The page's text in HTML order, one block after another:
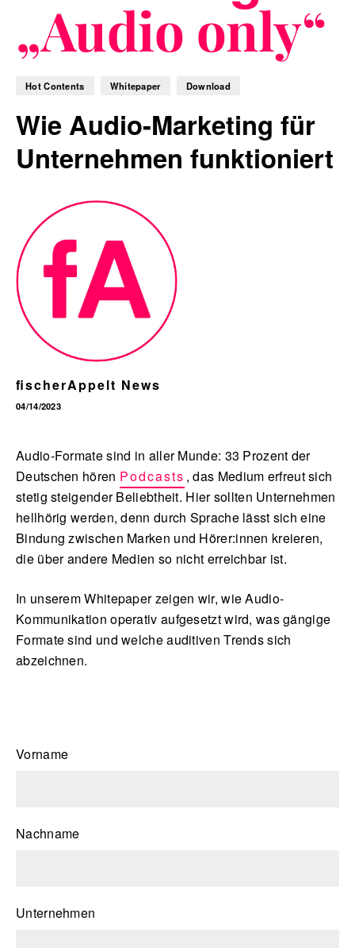
Blog
Nachhaltigkeit
f_LAB
Kontakt
„Audio only“
Hot Contents Whitepaper Download
Wie Audio-Marketing für
Unternehmen funktioniert
fischerAppelt News
04/14/2023
Audio-Formate sind in aller Munde: 33 Prozent der
Deutschen hören Podcasts , das Medium erfreut sich
stetig steigender Beliebtheit. Hier sollten Unternehmen
hellhörig werden, denn durch Sprache lässt sich eine
Bindung zwischen Marken und Hörer:innen kreieren,
die über andere Medien so nicht erreichbar ist.
In unserem Whitepaper zeigen wir, wie Audio-
Kommunikation operativ aufgesetzt wird, was gängige
Formate sind und welche auditiven Trends sich
abzeichnen.
Vorname
Nachname
Unternehmen